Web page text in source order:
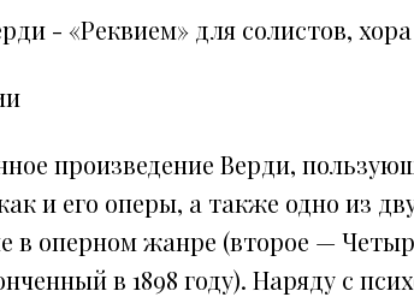
- «Реквием» для солистов,
произведение Верди,
и его оперы, а также одно из
в оперном жанре (второе —
в 1898 году). Наряду с